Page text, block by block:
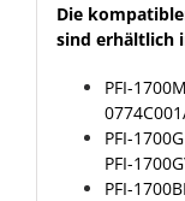
Die
sind erhältlich
PFI-
PFI-
PFI-
PFI-